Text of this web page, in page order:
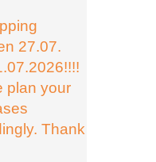
27.07.
plan your
Thank